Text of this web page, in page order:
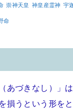
崇神天皇 神皇産霊神 宇
命
あづきなし）」
損うという形を